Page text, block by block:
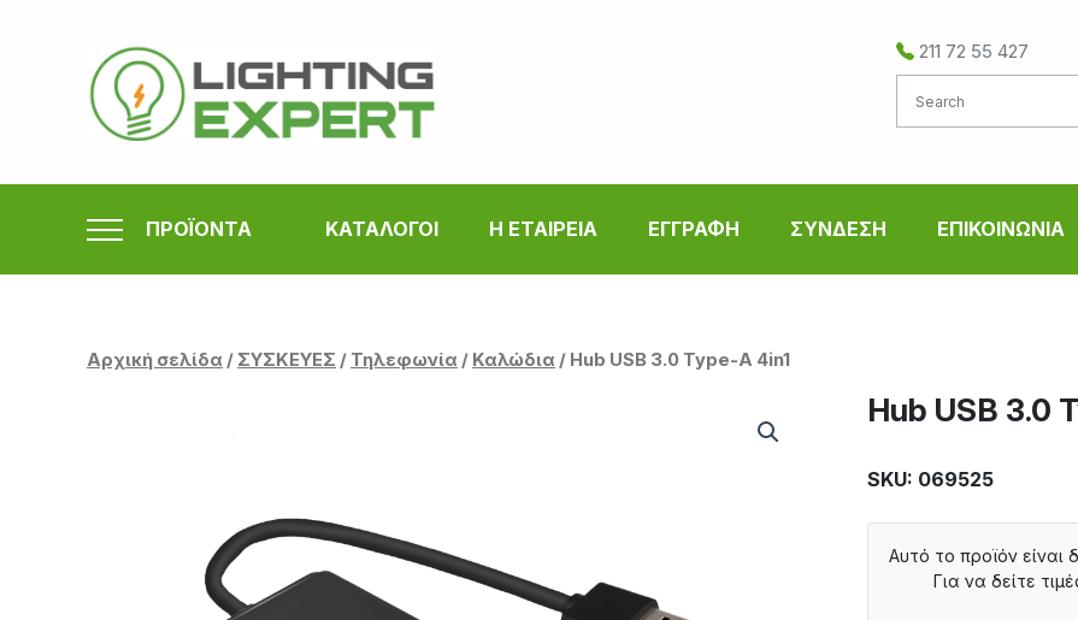
περιεχόμενο
211 72 55 427
ΠΡΟΪΟΝΤΑ ΚΑΤΑΛΟΓΟΙ Η ΕΤΑΙΡΕΙΑ ΕΓΓΡΑΦΗ ΣΥΝΔΕΣΗ ΕΠΙΚΟΙΝΩΝΙΑ
Αρχική σελίδα / ΣΥΣΚΕΥΕΣ / Τηλεφωνία / Καλώδια / Hub USB 3.0 Type-A 4in1
Hub USB 3.0
SKU: 069525
Αυτό το προϊόν είναι
Για να δείτε